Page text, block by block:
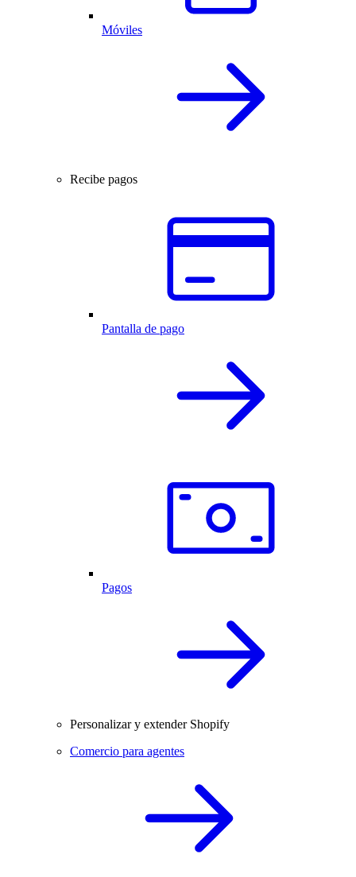
Móviles
Recibe pagos
Pantalla de pago
Pagos
Personalizar y extender Shopify
Comercio para agentes